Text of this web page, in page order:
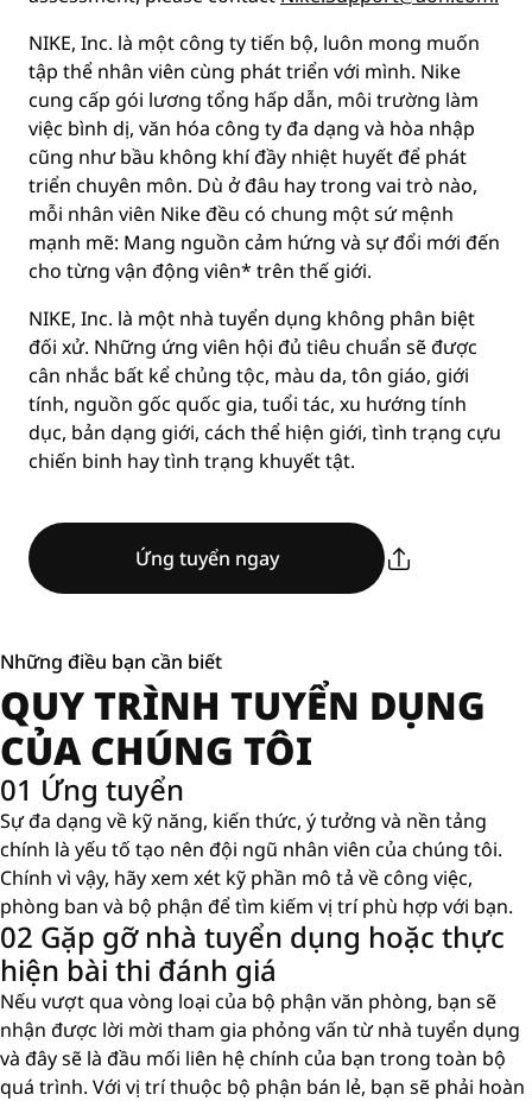
NIKE, Inc. là một công ty tiến bộ, luôn mong muốn
tập thể nhân viên cùng phát triển với mình. Nike
cung cấp gói lương tổng hấp dẫn, môi trường làm
việc bình dị, văn hóa công ty đa dạng và hòa nhập
cũng như bầu không khí đầy nhiệt huyết để phát
triển chuyên môn. Dù ở đâu hay trong vai trò nào,
mỗi nhân viên Nike đều có chung một sứ mệnh
mạnh mẽ: Mang nguồn cảm hứng và sự đổi mới đến
cho từng vận động viên* trên thế giới.
NIKE, Inc. là một nhà tuyển dụng không phân biệt
đối xử. Những ứng viên hội đủ tiêu chuẩn sẽ được
cân nhắc bất kể chủng tộc, màu da, tôn giáo, giới
tính, nguồn gốc quốc gia, tuổi tác, xu hướng tính
dục, bản dạng giới, cách thể hiện giới, tình trạng cựu
chiến binh hay tình trạng khuyết tật.
Ứng tuyển ngay
Những điều bạn cần biết
QUY TRÌNH TUYỂN DỤNG
CỦA CHÚNG TÔI
01 Ứng tuyển
Sự đa dạng về kỹ năng, kiến ​​thức, ý tưởng và nền tảng
chính là yếu tố tạo nên đội ngũ nhân viên của chúng tôi.
Chính vì vậy, hãy xem xét kỹ phần mô tả về công việc,
phòng ban và bộ phận để tìm kiếm vị trí phù hợp với bạn.
02 Gặp gỡ nhà tuyển dụng hoặc thực
hiện bài thi đánh giá
Nếu vượt qua vòng loại của bộ phận văn phòng, bạn sẽ
nhận được lời mời tham gia phỏng vấn từ nhà tuyển dụng
và đây sẽ là đầu mối liên hệ chính của bạn trong toàn bộ
quá trình. Với vị trí thuộc bộ phận bán lẻ, bạn sẽ phải hoàn